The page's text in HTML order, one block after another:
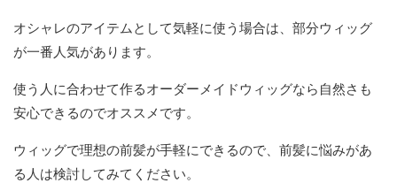
オシャレのアイテムとして気軽に使う場合は、部分ウィッグ
が一番人気があります。
使う人に合わせて作るオーダーメイドウィッグなら自然さも
安心できるのでオススメです。
ウィッグで理想の前髪が手軽にできるので、前髪に悩みがあ
る人は検討してみてください。